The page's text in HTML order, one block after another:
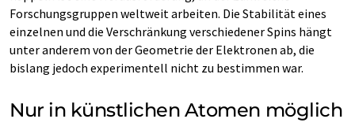
Forschungsgruppen weltweit arbeiten. Die Stabilität eines
einzelnen und die Verschränkung verschiedener Spins hängt
unter anderem von der Geometrie der Elektronen ab, die
bislang jedoch experimentell nicht zu bestimmen war.
Nur in künstlichen Atomen möglich